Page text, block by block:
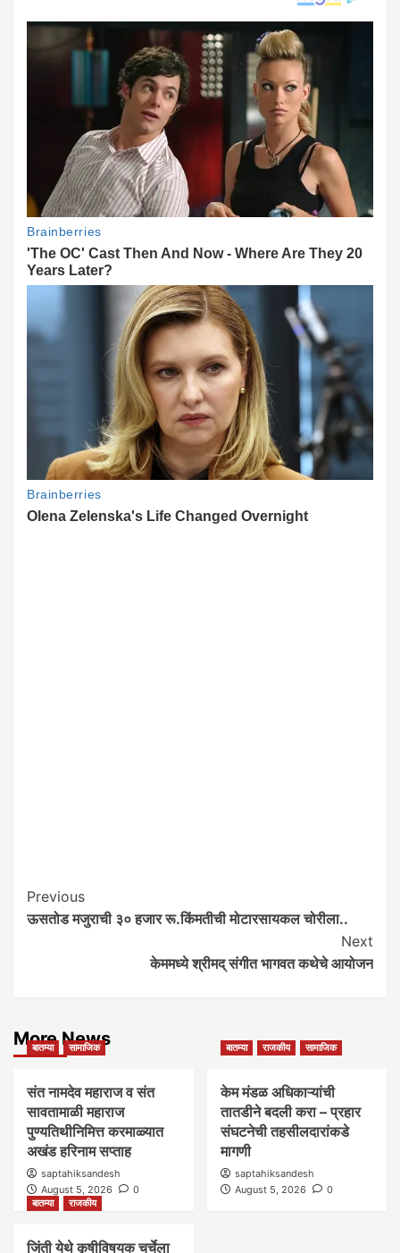
Post
Navigation
Previous
ऊसतोड मजुराची ३० हजार रू.किंमतीची मोटारसायकल चोरीला..
Next
केममध्ये श्रीमद् संगीत भागवत कथेचे आयोजन
More News
बातम्या सामाजिक
संत नामदेव महाराज व संत
सावतामाळी महाराज
पुण्यतिथीनिमित्त करमाळ्यात
अखंड हरिनाम सप्ताह
saptahiksandesh
August 5, 2026
0
बातम्या राजकीय सामाजिक
केम मंडळ अधिकाऱ्यांची
तातडीने बदली करा – प्रहार
संघटनेची तहसीलदारांकडे
मागणी
saptahiksandesh
August 5, 2026
0
बातम्या
राजकीय
जिंती येथे कृषीविषयक चर्चेला